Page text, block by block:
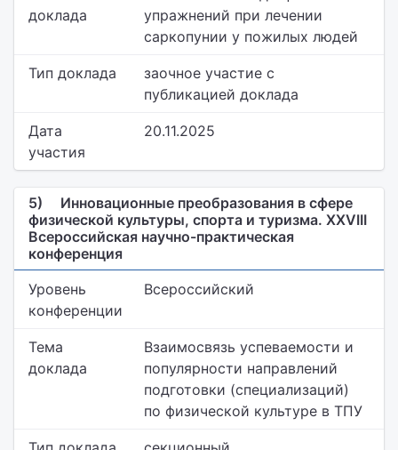
доклада
упражнений при лечении
саркопунии у пожилых людей
Тип доклада
заочное участие с
публикацией доклада
Дата
участия
20.11.2025
5)
Инновационные преобразования в сфере
физической культуры, спорта и туризма. XXVIII
Всероссийская научно-практическая
конференция
Уровень
конференции
Всероссийский
Тема
доклада
Взаимосвязь успеваемости и
популярности направлений
подготовки (специализаций)
по физической культуре в ТПУ